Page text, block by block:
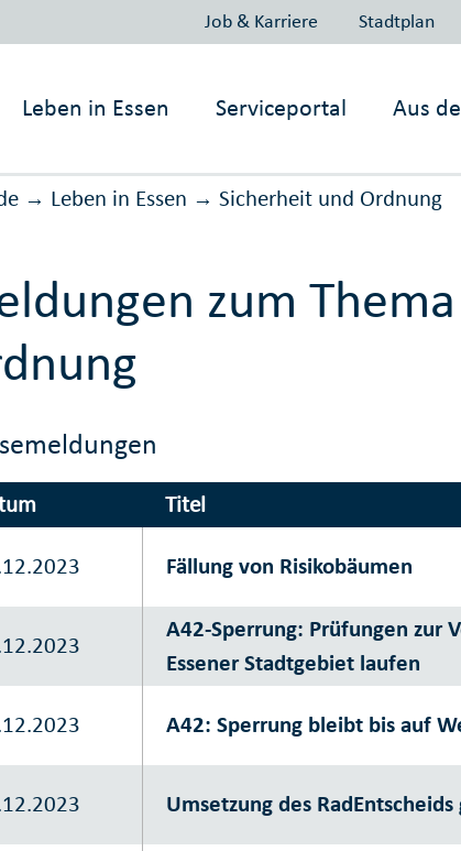
Job & Karriere Stadtplan
Leben in Essen Serviceportal Aus
→ Leben in Essen → Sicher­heit und Ord­nung
zum
Titel
Fällung von Risikobäumen
A42-Sperrung: Prüfungen zur
Essener Stadtgebiet laufen
A42: Sperrung bleibt bis auf
Umsetzung des